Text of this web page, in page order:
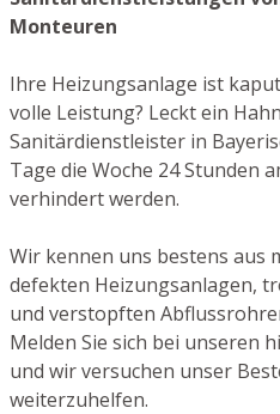
Monteuren
Ihre Heizungsanlage ist
volle Leistung? Leckt ein
Sanitärdienstleister in
Tage die Woche 24 Stunden
verhindert werden.
Wir kennen uns bestens aus
defekten Heizungsanlagen,
und verstopften
Melden Sie sich bei unseren
und wir versuchen unser
weiterzuhelfen.